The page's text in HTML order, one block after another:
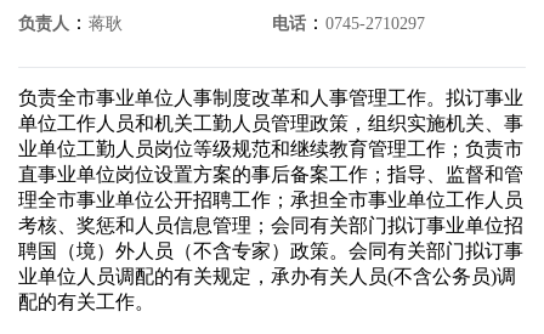
负责人 ： 蒋耿 电话 ： 0745-2710297
负责全市事业单位人事制度改革和人事管理工作。拟订事业
单位工作人员和机关工勤人员管理政策，组织实施机关、事
业单位工勤人员岗位等级规范和继续教育管理工作；负责市
直事业单位岗位设置方案的事后备案工作；指导、监督和管
理全市事业单位公开招聘工作；承担全市事业单位工作人员
考核、奖惩和人员信息管理；会同有关部门拟订事业单位招
聘国（境）外人员（不含专家）政策。会同有关部门拟订事
业单位人员调配的有关规定，承办有关人员(不含公务员)调
配的有关工作。